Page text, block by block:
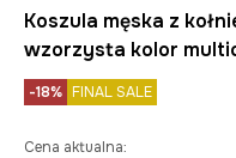
Koszula męska z
wzorzysta kolor
-18% FINAL SALE
Cena aktualna: